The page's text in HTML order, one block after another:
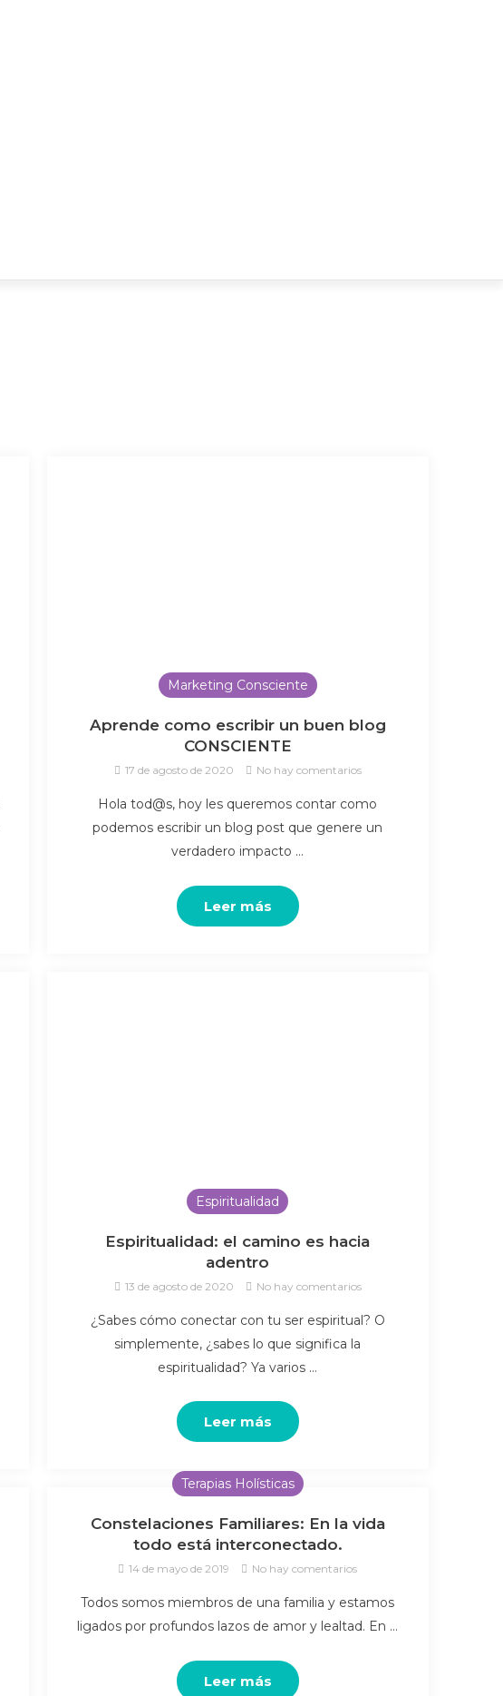
Marketing Consciente
Aprende como escribir un buen blog
CONSCIENTE
17 de agosto de 2020 No hay comentarios
Hola tod@s, hoy les queremos contar como
podemos escribir un blog post que genere un
verdadero impacto …
Leer más
Espiritualidad
Espiritualidad: el camino es hacia
adentro
13 de agosto de 2020 No hay comentarios
¿Sabes cómo conectar con tu ser espiritual? O
simplemente, ¿sabes lo que significa la
espiritualidad? Ya varios …
Leer más
Terapias Holísticas
Constelaciones Familiares: En la vida
todo está interconectado.
14 de mayo de 2019 No hay comentarios
Todos somos miembros de una familia y estamos
ligados por profundos lazos de amor y lealtad. En …
Leer más